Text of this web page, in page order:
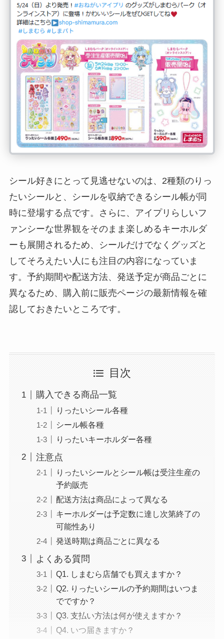
シール好きにとって見逃せないのは、2種類のりっ
たいシールと、シールを収納できるシール帳が同
時に登場する点です。さらに、アイプリらしいフ
ァンシーな世界観をそのまま楽しめるキーホルダ
ーも展開されるため、シールだけでなくグッズと
してそろえたい人にも注目の内容になっていま
す。予約期間や配送方法、発送予定が商品ごとに
異なるため、購入前に販売ページの最新情報を確
認しておきたいところです。
目次
購入できる商品一覧
りったいシール各種
シール帳各種
りったいキーホルダー各種
注意点
りったいシールとシール帳は受注生産の
予約販売
配送方法は商品によって異なる
キーホルダーは予定数に達し次第終了の
可能性あり
発送時期は商品ごとに異なる
よくある質問
Q1. しまむら店舗でも買えますか？
Q2. りったいシールの予約期間はいつま
でですか？
Q3. 支払い方法は何が使えますか？
Q4. いつ届きますか？